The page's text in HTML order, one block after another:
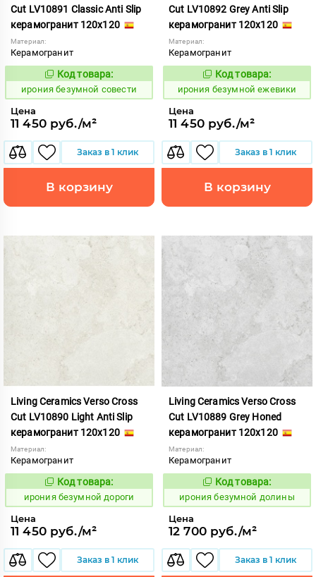
Cut LV10891 Classic Anti Slip
керамогранит 120x120
Материал:
Керамогранит
1108523
Код товара:
ирония безумной совести
Цена
11 450 руб./м²
Заказ в 1 клик
В корзину
Cut LV10892 Grey Anti Slip
керамогранит 120x120
Материал:
Керамогранит
1108524
Код товара:
ирония безумной ежевики
Цена
11 450 руб./м²
Заказ в 1 клик
В корзину
Living Ceramics Verso Cross
Cut LV10890 Light Anti Slip
керамогранит 120x120
Материал:
Керамогранит
1108522
Код товара:
ирония безумной дороги
Цена
11 450 руб./м²
Заказ в 1 клик
Living Ceramics Verso Cross
Cut LV10889 Grey Honed
керамогранит 120x120
Материал:
Керамогранит
1108521
Код товара:
ирония безумной долины
Цена
12 700 руб./м²
Заказ в 1 клик